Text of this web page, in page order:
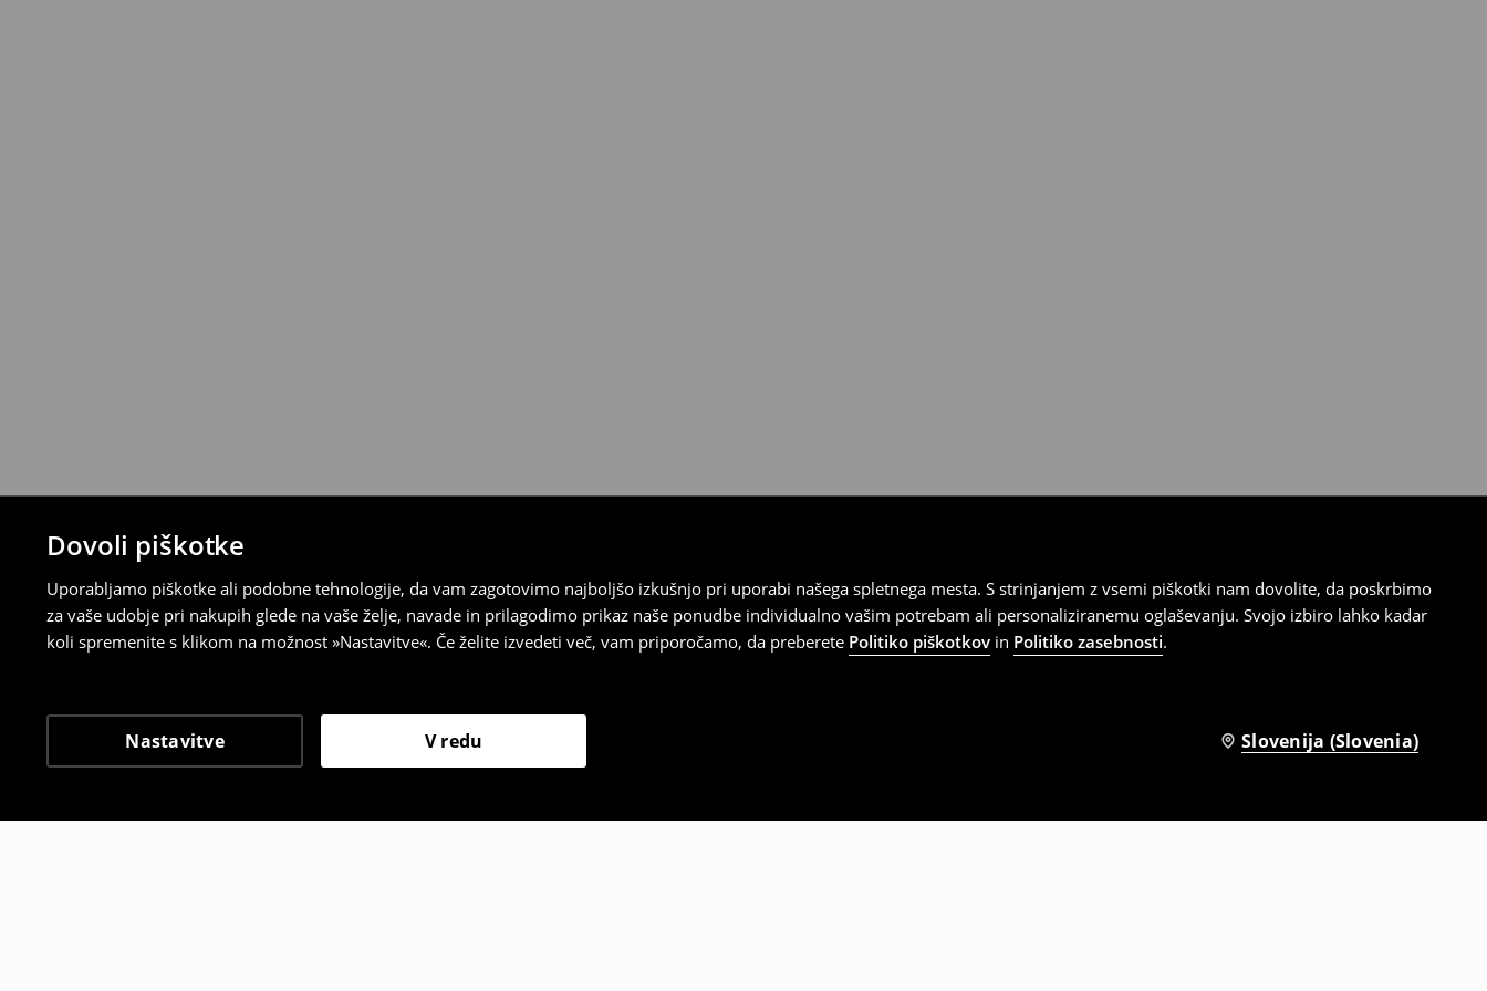
Dovoli piškotke
Uporabljamo piškotke ali podobne tehnologije, da vam zagotovimo najboljšo izkušnjo pri uporabi našega spletnega mesta. S strinjanjem z vsemi piškotki nam dovolite, da poskrbimo
za vaše udobje pri nakupih glede na vaše želje, navade in prilagodimo prikaz naše ponudbe individualno vašim potrebam ali personaliziranemu oglaševanju. Svojo izbiro lahko kadar
koli spremenite s klikom na možnost »Nastavitve«. Če želite izvedeti več, vam priporočamo, da preberete Politiko piškotkov in Politiko zasebnosti.
Nastavitve V redu Slovenija (Slovenia)